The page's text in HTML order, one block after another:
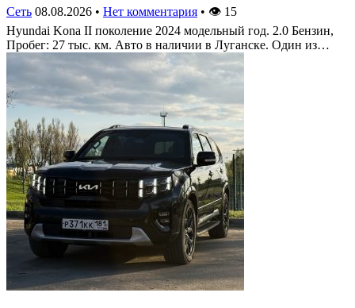
Сеть 08.08.2026 • Нет комментария • 👁 15
Hyundai Kona II поколение 2024 модельный год. 2.0 Бензин,
Пробег: 27 тыс. км. Авто в наличии в Луганске. Один из…